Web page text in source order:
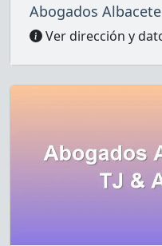
Abogados
Ver dirección y